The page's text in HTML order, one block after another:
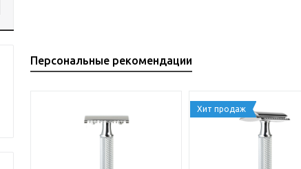
Персональные рекомендации
Хит продаж